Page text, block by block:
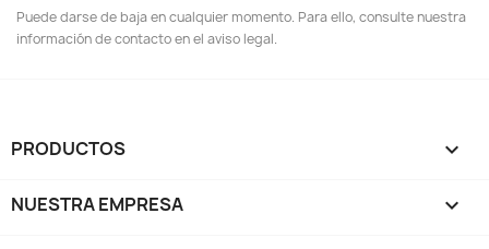
Puede darse de baja en cualquier momento. Para ello, consulte nuestra
información de contacto en el aviso legal.
PRODUCTOS 
NUESTRA EMPRESA 